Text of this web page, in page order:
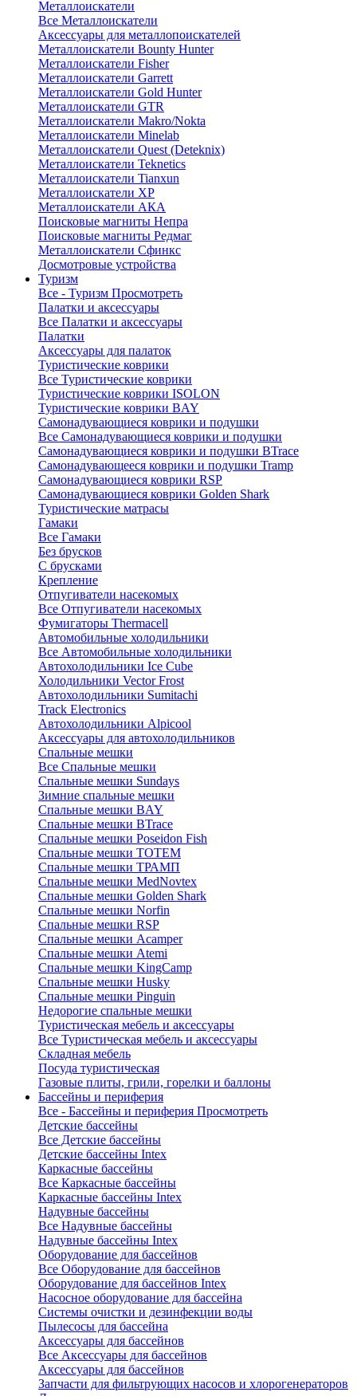
Металлоискатели
Все Металлоискатели
Аксессуары для металлопоискателей
Металлоискатели Bounty Hunter
Металлоискатели Fisher
Металлоискатели Garrett
Металлоискатели Gold Hunter
Металлоискатели GTR
Металлоискатели Makro/Nokta
Металлоискатели Minelab
Металлоискатели Quest (Deteknix)
Металлоискатели Teknetics
Металлоискатели Tianxun
Металлоискатели XP
Металлоискатели АКА
Поисковые магниты Непра
Поисковые магниты Редмаг
Металлоискатели Сфинкс
Досмотровые устройства
Туризм
Все - Туризм Просмотреть
Палатки и аксессуары
Все Палатки и аксессуары
Палатки
Аксессуары для палаток
Туристические коврики
Все Туристические коврики
Туристические коврики ISOLON
Туристические коврики BAY
Самонадувающиеся коврики и подушки
Все Самонадувающиеся коврики и подушки
Самонадувающиеся коврики и подушки BTrace
Самонадувающееся коврики и подушки Tramp
Самонадувающиеся коврики RSP
Самонадувающиеся коврики Golden Shark
Туристические матрасы
Гамаки
Все Гамаки
Без брусков
С брусками
Крепление
Отпугиватели насекомых
Все Отпугиватели насекомых
Фумигаторы Thermacell
Автомобильные холодильники
Все Автомобильные холодильники
Автохолодильники Ice Cube
Холодильники Vector Frost
Автохолодильники Sumitachi
Track Electronics
Автохолодильники Alpicool
Аксессуары для автохолодильников
Спальные мешки
Все Спальные мешки
Спальные мешки Sundays
Зимние спальные мешки
Спальные мешки BAY
Спальные мешки BTrace
Спальные мешки Poseidon Fish
Спальные мешки ТОТЕМ
Спальные мешки ТРАМП
Cпальные мешки MedNovtex
Спальные мешки Golden Shark
Спальные мешки Norfin
Спальные мешки RSP
Спальные мешки Acamper
Спальные мешки Atemi
Спальные мешки KingCamp
Спальные мешки Husky
Спальные мешки Pinguin
Недорогие спальные мешки
Туристическая мебель и аксессуары
Все Туристическая мебель и аксессуары
Складная мебель
Посуда туристическая
Газовые плиты, грили, горелки и баллоны
Бассейны и периферия
Все - Бассейны и периферия Просмотреть
Детские бассейны
Все Детские бассейны
Детские бассейны Intex
Каркасные бассейны
Все Каркасные бассейны
Каркасные бассейны Intex
Надувные бассейны
Все Надувные бассейны
Надувные бассейны Intex
Оборудование для бассейнов
Все Оборудование для бассейнов
Оборудование для бассейнов Intex
Насосное оборудование для бассейна
Системы очистки и дезинфекции воды
Пылесосы для бассейна
Аксессуары для бассейнов
Все Аксессуары для бассейнов
Аксессуары для бассейнов
Запчасти для фильтрующих насосов и хлорогенераторов